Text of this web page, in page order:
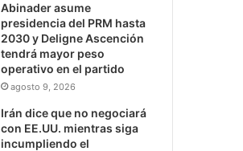
Abinader asume
presidencia del PRM hasta
2030 y Deligne Ascención
tendrá mayor peso
operativo en el partido
agosto 9, 2026
Irán dice que no negociará
con EE.UU. mientras siga
incumpliendo el